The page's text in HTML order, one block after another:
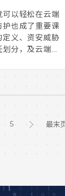
可以轻松在云端
护也成了重要课
定义、资安威胁
分，及云端防
5 最末